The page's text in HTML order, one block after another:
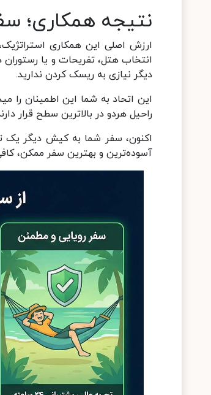
نتیجه همکاری؛
ارزش اصلی این همکاری
دیگر نیازی به ریسک کردن ندارید.
راحیل هردو در بالاترین سطح قرار دارند. پشتیبانی 24 ساعته و ضمانت بازگشت وجه،
اکنون، سفر شما به کیش دیگر
آسوده‎‌ترین و بهترین سفر ممکن، کافی است برنامه ریزی خود را با این سیستم مطمئن آغاز کنید.